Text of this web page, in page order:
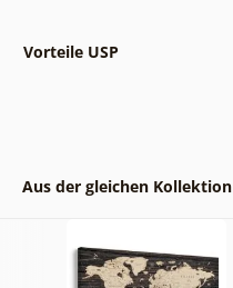
Vorteile USP
Aus der gleichen Kollektion